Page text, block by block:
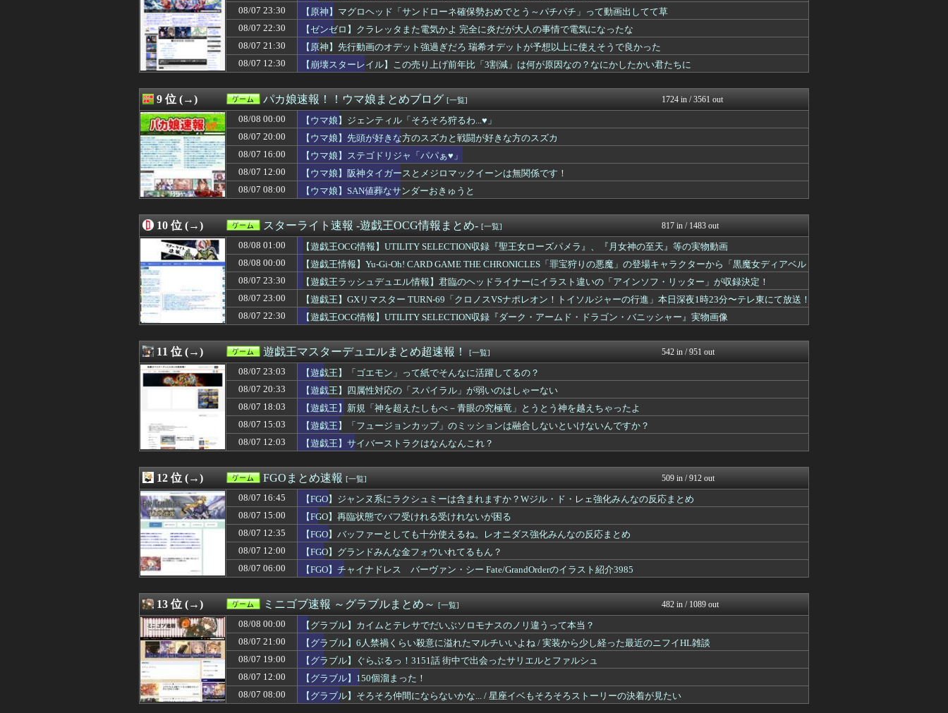
08/07 19:05
RPGで一番格好いい戦闘曲
げぇ速
08/07 19:02
【悲報】浜口氏「『FF7 リバース』の大量コンテンツで疲れ、離れたプレイヤーい...
mutyunのゲーム+αブ...
08/07 19:00
【グラブル】ぐらぶるっ！3151話 街中で出会ったサリエルとファルシュ
08/07 19:00
【艦これ】E5ヌルイとかいう風説には騙されないぞ スキャンプくらいヌルイのなら...
あ艦これ ～艦隊これくしょ...
08/07 19:00
【艦これ】今日から横須賀のカレー機関開幕か・・・！
艦これ速報 艦隊これくしょ...
08/07 19:00
失敗ゲームハード3選「ドリームキャスト」「セガサターン」
ゆるゲーマー遅報
08/07 18:32
PS5/Switch2『カラドリウス2』、発売決定！
mutyunのゲーム+αブ...
08/07 18:30
【FEH】闘技ホモがバリバリ現役なのにそれの上位互換みたいなの出してくるとはね
ルフレch. - ファイア...
08/07 18:30
【ウマ娘】水着フサパンはどんな性能になるかな？
08/07 18:30
【ウマ娘】マンハッタンカフェ、バレてきたな
08/07 18:30
Switch2版FF14、ロード時間が高速になる最適化をわずか3日で実施→ユー...
馬鳥速報
08/07 18:30
【モンハンワイルズ】質問です、プレイヤーが環境ギミックに当たってもノーダメージ...
08/07 18:25
【悲報】Steamユーザー、ビデメモ16GBが主流にwww
08/07 18:12
ポケモン30周年を記念したアートブック「ポケットモンスター ビジュアルアートブ...
アルセウス速報＠ポケモンま...
08/07 18:05
「最初にステータスを10ポイント割り振ってください」天才ワイ「ったく…ｗ」
げぇ速
08/07 18:02
【！？】ロックスター、GTA6のトレーラーをNetflixで先行公開wwwww...
mutyunのゲーム+αブ...
08/07 18:01
【ウマ娘】スズカさんと同じ声と聞いて驚いたキャラ
うまぴょいチャンネル -ウ...
08/07 18:01
『DEAD OR ALIVE 6 Last Round』8月のDLCロードマッ...
PlaySphere | ...
08/07 18:01
【ウマ娘】ついに見つけました…トレーナーさんの領収書と給与明細！！
ウマ娘まとめ速報うまろぐ
08/07 18:00
おまえらがゲームで一番嫌いなジャンル
ゆるゲーマー遅報
08/07 18:00
PC版サイレントヒル新作の動作環境、限界突破wwwwwww
Y速報
08/07 18:00
【艦これ】けーかいじん 他
あ艦これ ～艦隊これくしょ...
08/07 18:00
【東方】化け狸にとって昭和10年は最近
2ch東方スレ観測所
08/07 18:00
『スプラトゥーン レイダース』スモーカーは本体が弱いからぎりぎり許せ… やっぱ...
けおけお速報
08/07 17:05
【初週売上】『テニスの王子様 も～っと 学園祭の王子様』16996本『テニスの...
げぇ速
08/07 17:02
コエテク「500万本タイトルを出す」
mutyunのゲーム+αブ...
08/07 17:00
【艦これ】実際提督ってそんな人気な職業じゃないと思うんよね
08/07 17:00
【艦これ】VautourちゃんはE5に入れると強いと聞いたけど どれくらいつよ...
【悲報】麻酔銃の理想と現実がコチラ・・・・・・
スマブラ屋さん | スマブ...
【FGO】ジャンヌ系にラクシュミーは含まれますか？Wジル・ド・レェ強化みんなの...
08/07 16:31
【FF14】本日のメンテにてSwitch2版でコンテンツ内で画面暗転からのロー...
08/07 16:31
【ウマ娘】ルラちは、あの性格で大きいから好き。
08/07 16:30
『ストリートファイター6』8/7本日から「鬼武者」シリーズとのコラボイベント「...
PlaySphere | ...
08/07 16:25
ぴろし社長ブチギレ「ジョジョASBカカロット鬼滅ナルティメット作ったのにジャン...
ゲーム魔人
08/07 16:08
【ウマ娘】メガネキャラのメガネを外す事についてどう思う？
ウマ娘まとめ超速報！
08/07 16:00
【ウマ娘】ステゴドリジャ「パパぁ♥」
パカ娘速報！！ウマ娘まとめ...
08/07 16:00
【知ってた】『ヤニねこ』、BPOで問題視されるwww
08/07 16:00
『あたしンち』晩御飯のおかずがチクワだけみたいな回があった気がする
けおけお速報
08/07 15:37
【スターブロッサム】64話感想まとめ チトセオー編始まるか？
ウマ娘うまぴょい速報
08/07 15:03
【遊戯王】「フュージョンカップ」のミッションは融合しないといけないんですか？
08/07 15:02
【ウマ娘】同じ女性トレーナーでも運命の対比が美しい…【スタブロ第63話】
08/07 15:01
9/29発売予定 かつてない脅威に立ち向かうアクションRPGアドベンチャー『M...
PlaySphere | ...
08/07 15:00
【艦これ】イベントで弱っている提督にご奉仕鹿島描いたでち
艦これ速報 艦隊これくしょ...
08/07 15:00
【東方】もし射命丸がYouTuberになったら文々ハローYouTube! どう...
2ch東方スレ観測所
08/07 15:00
【FGO】再臨状態でバフ受けれる受けれないが困る
08/07 14:55
【FF14】グルポ加工サイト「ぐるぽん」がめちゃくちゃ使いやすいと話題に。流行...
馬鳥速報
08/07 14:25
【画像】遊戯王、青眼の究極竜リメイクｗｗｗｗ
ゲーム魔人
08/07 14:07
程々に強くて好き
アルセウス速報＠ポケモンま...
08/07 14:00
「この名前このライダーに使ったの勿体ないよね選手権」グランプリは仮面ライダーシ...
08/07 13:30
『ソニックレーシング クロスワールド』8/7本日より「レジェンドコンペ ラウン...
PlaySphere | ...
08/07 12:47
【悲報】判定がゆるゆるなネコちゃん、見つかるｗｗｗｗｗｗ
スマブラ屋さん | スマブ...
08/07 23:30
【原神】マグロヘッド「サンドローネ確保勢おめでとう～パチパチ」って動画出してて草
08/07 22:30
【ゼンゼロ】クラレッタまた電気かよ 完全に炎だが大人の事情で電気になったな
08/07 21:30
【原神】先行動画のオデット強過ぎだろ 瑞希オデットが予想以上に使えそうで良かった
08/07 12:30
【崩壊スターレイル】この売り上げ前年比「3割減」は何が原因なの？なにかしたかい君たちに
9 位 (→) パカ娘速報！！ウマ娘まとめブログ [一覧] 1724 in / 3561 out
08/08 00:00
【ウマ娘】ジェンティル「そろそろ狩るわ...♥」
08/07 20:00
【ウマ娘】先頭が好きな方のスズカと戦闘が好きな方のスズカ
08/07 16:00
【ウマ娘】ステゴドリジャ「パパぁ♥」
08/07 12:00
【ウマ娘】阪神タイガースとメジロマックイーンは無関係です！
08/07 08:00
【ウマ娘】SAN値葬なサンダーおきゅうと
10 位 (→) スターライト速報 -遊戯王OCG情報まとめ- [一覧] 817 in / 1483 out
08/08 01:00
【遊戯王OCG情報】UTILITY SELECTION収録『聖王女ローズパメラ』、『月女神の至天』等の実物動画
08/08 00:00
【遊戯王情報】Yu-Gi-Oh! CARD GAME THE CHRONICLES「罪宝狩りの悪魔」の登場キャラクターから「黒魔女ディアベル
スター」役の瀬戸麻沙美 さんによる キャストコメント公開！
08/07 23:30
【遊戯王ラッシュデュエル情報】君臨のヘッドライナーにイラスト違いの「アインソフ・リッター」が収録決定！
08/07 23:00
【遊戯王】GXリマスター TURN-69「クロノスVSナポレオン！トイソルジャーの行進」本日深夜1時23分〜テレ東にて放送！
08/07 22:30
【遊戯王OCG情報】UTILITY SELECTION収録『ダーク・アームド・ドラゴン・バニッシャー』実物画像
11 位 (→) 遊戯王マスターデュエルまとめ超速報！ [一覧] 542 in / 951 out
08/07 23:03
【遊戯王】「ゴエモン」って紙でそんなに活躍してるの？
08/07 20:33
【遊戯王】四属性対応の「スパイラル」が弱いのはしゃーない
08/07 18:03
【遊戯王】新規「神を超えたしもべ－青眼の究極竜」とうとう神を越えちゃったよ
08/07 15:03
【遊戯王】「フュージョンカップ」のミッションは融合しないといけないんですか？
08/07 12:03
【遊戯王】サイバーストラクはなんなんこれ？
12 位 (→) FGOまとめ速報 [一覧] 509 in / 912 out
08/07 16:45
【FGO】ジャンヌ系にラクシュミーは含まれますか？Wジル・ド・レェ強化みんなの反応まとめ
08/07 15:00
【FGO】再臨状態でバフ受けれる受けれないが困る
08/07 12:35
【FGO】バッファーとしても十分使えるね。レオニダス強化みんなの反応まとめ
08/07 12:00
【FGO】グランドみんな金フォウいれてるもん？
08/07 06:00
【FGO】チャイナドレス バーヴァン・シー Fate/GrandOrderのイラスト紹介3985
13 位 (→) ミニゴブ速報 ～グラブルまとめ～ [一覧] 482 in / 1089 out
08/08 00:00
【グラブル】カイムとテレサでだいぶソロモナスのノリ違うって本当？
08/07 21:00
【グラブル】6人禁禍くらい殺意に溢れたマルチいいよね / 実装から少し経った最近のニフイHL雑談
08/07 19:00
【グラブル】ぐらぶるっ！3151話 街中で出会ったサリエルとファルシュ
08/07 12:00
【グラブル】150個溜まった！
08/07 08:00
【グラブル】そろそろ仲間にならないかな... / 星座イベもそろそろストーリーの決着が見たい